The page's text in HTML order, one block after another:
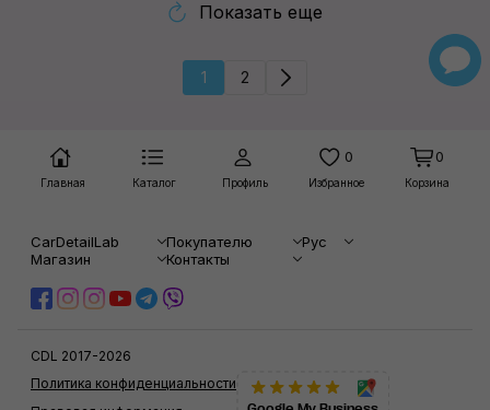
Показать еще
1 2
Главная Каталог Профиль
0
Избранное
0
Корзина
CarDetailLab Покупателю
Рус
Магазин
Контакты
CDL 2017-2026
Политика конфиденциальности